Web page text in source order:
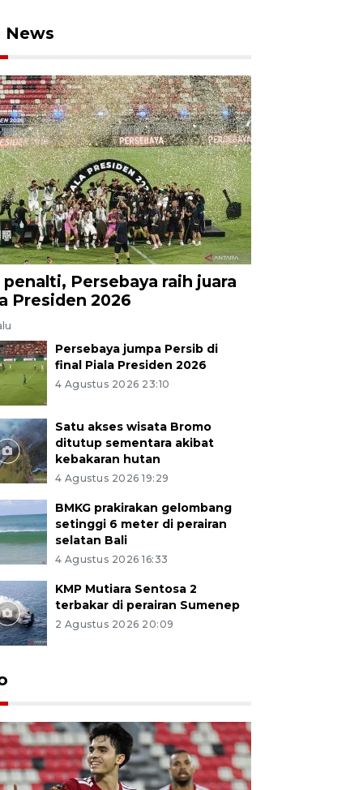
News
penalti, Persebaya raih juara
Presiden 2026
Persebaya jumpa Persib di
final Piala Presiden 2026
4 Agustus 2026 23:10
Satu akses wisata Bromo
ditutup sementara akibat
kebakaran hutan
4 Agustus 2026 19:29
BMKG prakirakan gelombang
setinggi 6 meter di perairan
selatan Bali
4 Agustus 2026 16:33
KMP Mutiara Sentosa 2
terbakar di perairan Sumenep
2 Agustus 2026 20:09